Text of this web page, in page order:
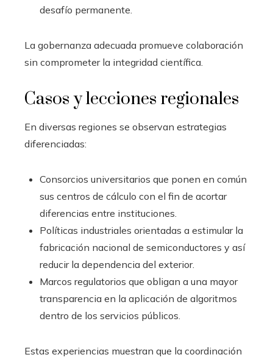
desafío permanente.
La gobernanza adecuada promueve colaboración
sin comprometer la integridad científica.
Casos y lecciones regionales
En diversas regiones se observan estrategias
diferenciadas:
Consorcios universitarios que ponen en común
sus centros de cálculo con el fin de acortar
diferencias entre instituciones.
Políticas industriales orientadas a estimular la
fabricación nacional de semiconductores y así
reducir la dependencia del exterior.
Marcos regulatorios que obligan a una mayor
transparencia en la aplicación de algoritmos
dentro de los servicios públicos.
Estas experiencias muestran que la coordinación